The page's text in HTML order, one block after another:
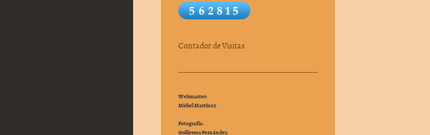
Contador de Visitas
Webmaster:
Michel Martínez
Fotografía:
Guillermo Fernández.